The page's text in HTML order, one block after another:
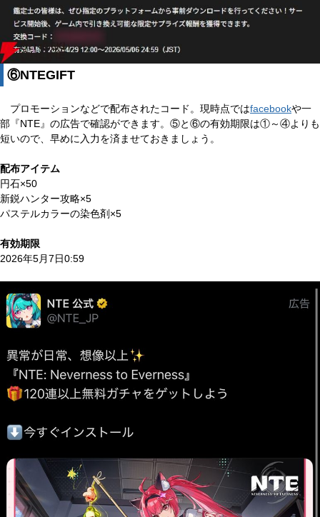
⑥NTEGIFT
プロモーションなどで配布されたコード。現時点ではfacebookや一
部『NTE』の広告で確認ができます。⑤と⑥の有効期限は①～④よりも
短いので、早めに入力を済ませておきましょう。
配布アイテム
円石×50
新鋭ハンター攻略×5
パステルカラーの染色剤×5
有効期限
2026年5月7日0:59